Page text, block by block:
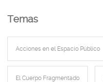
Temas
Acciones en el Espacio Público
El Cuerpo Fragmentado